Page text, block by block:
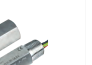
Сравнение
Под заказ